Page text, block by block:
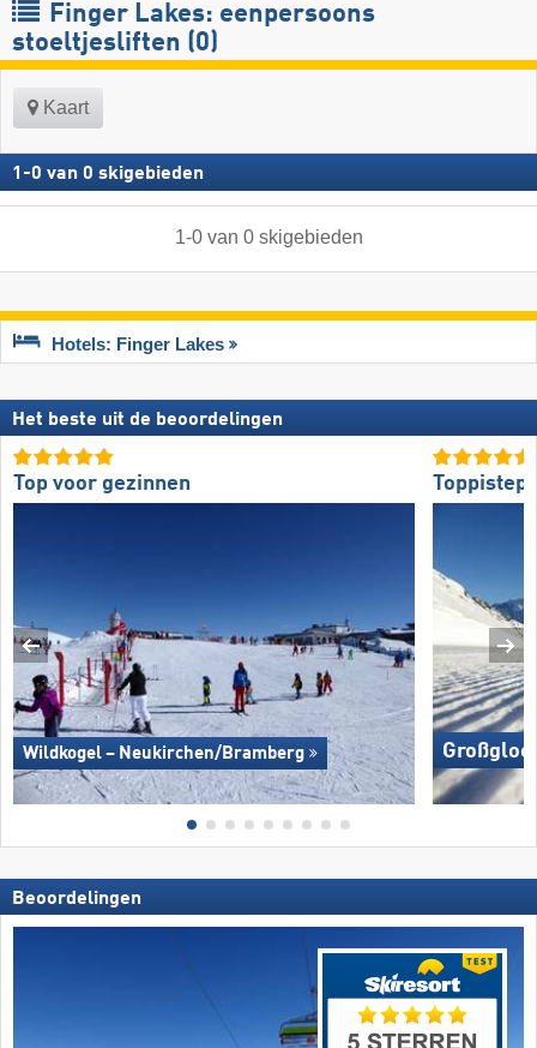
Finger Lakes: eenpersoons
stoeltjesliften (0)
Kaart
1 -0 van 0 skigebieden
1-0van 0 skigebieden
Hotels: Finger Lakes
Het beste uit de beoordelingen
Top voor gezinnen
Wildkogel – Neukirchen/​Bramberg
Beoordelingen